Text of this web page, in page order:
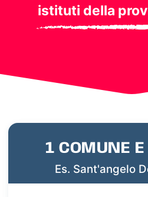
istituti della
1 COMUNE
Es. Sant'angelo